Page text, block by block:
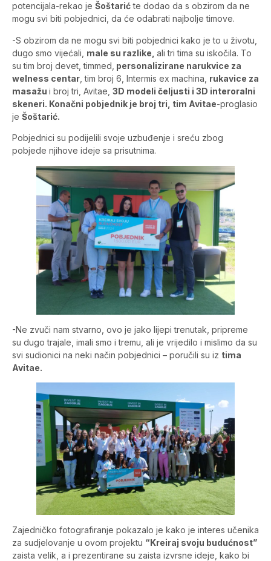
potencijala-rekao je Šoštarićte dodao da s obzirom da ne
mogu svi biti pobjednici, da će odabrati najbolje timove.
-S obzirom da ne mogu svi biti pobjednici kako je to u životu,
dugo smo vijećali, male su razlike, ali tri tima su iskočila. To
su tim broj devet, timmed, personalizirane narukvice za
welness centar , tim broj 6, Intermis ex machina, rukavice za
masažu i broj tri, Avitae, 3D modeli čeljusti i 3D interoralni
skeneri. Konačni pobjednik je broj tri, tim Avitae-proglasio
je Šoštarić.
Pobjednici su podijelili svoje uzbuđenje i sreću zbog
pobjede njihove ideje sa prisutnima.
-Ne zvuči nam stvarno, ovo je jako lijepi trenutak, pripreme
su dugo trajale, imali smo i tremu, ali je vrijedilo i mislimo da su
svi sudionici na neki način pobjednici – poručili su iz tima
Avitae.
Zajedničko fotografiranje pokazalo je kako je interes učenika
za sudjelovanje u ovom projektu “Kreiraj svoju budućnost”
zaista velik, a i prezentirane su zaista izvrsne ideje, kako bi